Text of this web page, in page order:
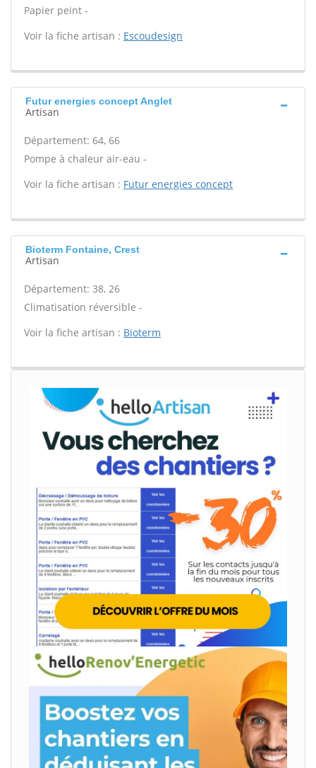
Papier peint -
Voir la fiche artisan : Escoudesign
Futur energies concept Anglet
Artisan
Département: 64, 66
Pompe à chaleur air-eau -
Voir la fiche artisan : Futur energies concept
Bioterm Fontaine, Crest
Artisan
Département: 38, 26
Climatisation réversible -
Voir la fiche artisan : Bioterm